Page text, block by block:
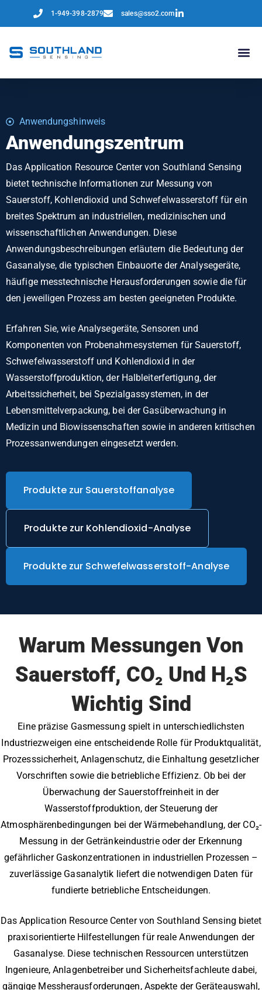
1-949-398-2879 sales@sso2.com
Anwendungshinweis
Anwendungszentrum
Das Application Resource Center von Southland Sensing
bietet technische Informationen zur Messung von
Sauerstoff, Kohlendioxid und Schwefelwasserstoff für ein
breites Spektrum an industriellen, medizinischen und
wissenschaftlichen Anwendungen. Diese
Anwendungsbeschreibungen erläutern die Bedeutung der
Gasanalyse, die typischen Einbauorte der Analysegeräte,
häufige messtechnische Herausforderungen sowie die für
den jeweiligen Prozess am besten geeigneten Produkte.
Erfahren Sie, wie Analysegeräte, Sensoren und
Komponenten von Probenahmesystemen für Sauerstoff,
Schwefelwasserstoff und Kohlendioxid in der
Wasserstoffproduktion, der Halbleiterfertigung, der
Arbeitssicherheit, bei Spezialgassystemen, in der
Lebensmittelverpackung, bei der Gasüberwachung in
Medizin und Biowissenschaften sowie in anderen kritischen
Prozessanwendungen eingesetzt werden.
Produkte zur Sauerstoffanalyse
Produkte zur Kohlendioxid-Analyse
Produkte zur Schwefelwasserstoff-Analyse
Warum Messungen Von
Sauerstoff, CO₂ Und H₂S
Wichtig Sind
Eine präzise Gasmessung spielt in unterschiedlichsten
Industriezweigen eine entscheidende Rolle für Produktqualität,
Prozesssicherheit, Anlagenschutz, die Einhaltung gesetzlicher
Vorschriften sowie die betriebliche Effizienz. Ob bei der
Überwachung der Sauerstoffreinheit in der
Wasserstoffproduktion, der Steuerung der
Atmosphärenbedingungen bei der Wärmebehandlung, der CO₂-
Messung in der Getränkeindustrie oder der Erkennung
gefährlicher Gaskonzentrationen in industriellen Prozessen –
zuverlässige Gasanalytik liefert die notwendigen Daten für
fundierte betriebliche Entscheidungen.
Das Application Resource Center von Southland Sensing bietet
praxisorientierte Hilfestellungen für reale Anwendungen der
Gasanalyse. Diese technischen Ressourcen unterstützen
Ingenieure, Anlagenbetreiber und Sicherheitsfachleute dabei,
gängige Messherausforderungen, Aspekte der Geräteauswahl,